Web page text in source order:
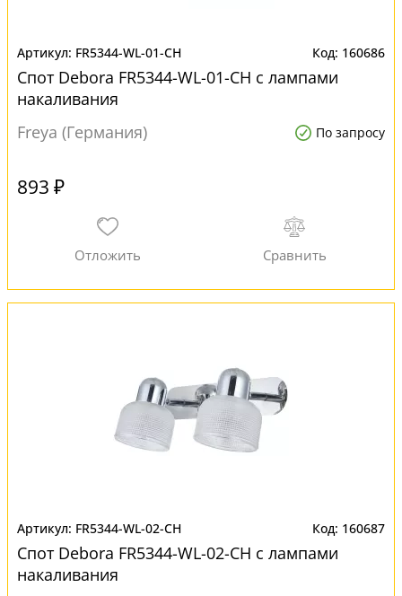
FR5344-WL-01-CH 160686
Спот Debora FR5344-WL-01-CH с лампами
накаливания
Freya (Германия)
По запросу
893 ₽
FR5344-WL-02-CH 160687
Спот Debora FR5344-WL-02-CH с лампами
накаливания